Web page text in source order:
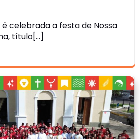
é celebrada a festa de Nossa
título[…]